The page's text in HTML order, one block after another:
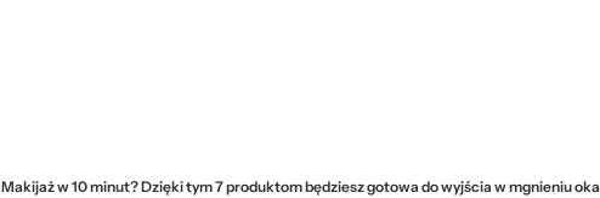
Makijaż w 10 minut? Dzięki tym 7 produktom będziesz gotowa do wyjścia w mgnieniu oka